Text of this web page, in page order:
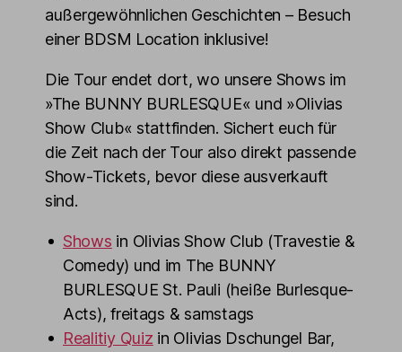
außergewöhnlichen Geschichten – Besuch
einer BDSM Location inklusive!
Die Tour endet dort, wo unsere Shows im
»The BUNNY BURLESQUE« und »Olivias
Show Club« stattfinden. Sichert euch für
die Zeit nach der Tour also direkt passende
Show-Tickets, bevor diese ausverkauft
sind.
Shows in Olivias Show Club (Travestie &
Comedy) und im The BUNNY
BURLESQUE St. Pauli (heiße Burlesque-
Acts), freitags & samstags
Realitiy Quiz in Olivias Dschungel Bar,